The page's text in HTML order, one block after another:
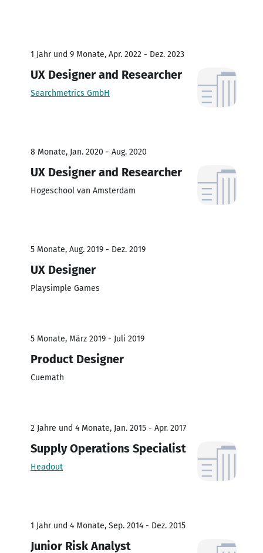
1 Jahr und 9 Monate, Apr. 2022 - Dez. 2023
UX Designer and Researcher
Searchmetrics GmbH
8 Monate, Jan. 2020 - Aug. 2020
UX Designer and Researcher
Hogeschool van Amsterdam
5 Monate, Aug. 2019 - Dez. 2019
UX Designer
Playsimple Games
5 Monate, März 2019 - Juli 2019
Product Designer
Cuemath
2 Jahre und 4 Monate, Jan. 2015 - Apr. 2017
Supply Operations Specialist
Headout
1 Jahr und 4 Monate, Sep. 2014 - Dez. 2015
Junior Risk Analyst